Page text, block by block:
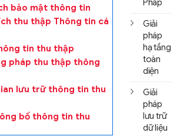
bảo mật thông tin
thu thập Thông tin cá
tin thu thập
pháp thu thập thông
lưu trữ thông tin thu
bố thông tin thu
Pháp
Giải
pháp
hạ tầng
toàn
diện
Giải
pháp
lưu trữ
dữ liệu